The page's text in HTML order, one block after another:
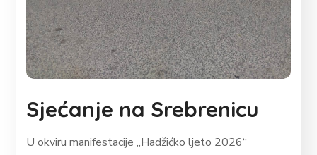
Sjećanje na Srebrenicu
U okviru manifestacije „Hadžićko ljeto 2026“